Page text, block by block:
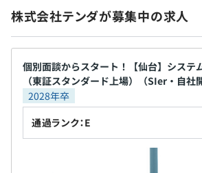
理解し、同じゴールを目指します。
◆キャリア
「マネジメントコース」「スペシャリ
２通りのキャリアコースをご用意して
向に応じて選択いただけます。※コー
●マネジメントコース
プレイングマネージャーとして、組織
・安否コール
・リファラルインセンティブ
・コンディションサーベイ
・フリードリンク
・セルフメディケーション
・永年勤続表彰制度
・資格取得支援制度
女性4人/4人
役員0.0%
管理職11.1%
職後の勤務体系や配属などのサポー
す。
株式会社テンダが募集中の求人
個別面談からスタート！【仙台】システ
（東証スタンダード上場）（SIer・自社
2028年卒
通過ランク：E